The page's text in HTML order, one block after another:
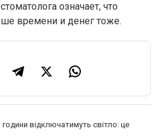
означает, что
времени и денег тоже.
відключатимуть світло: це